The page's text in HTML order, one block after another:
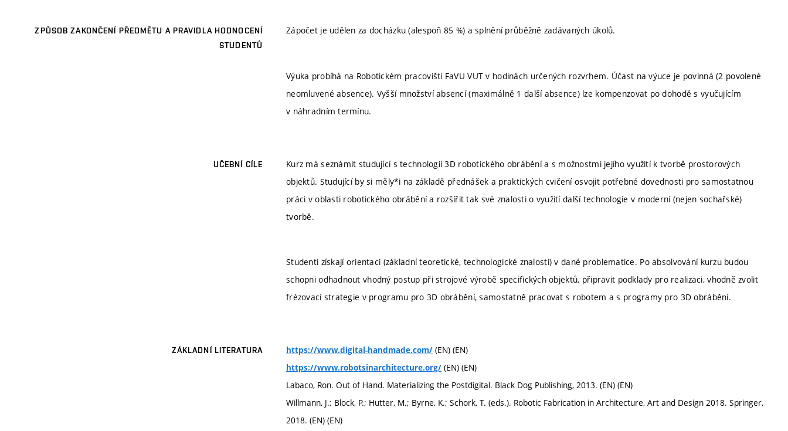
ZPŮSOB ZAKONČENÍ PŘEDMĚTU A PRAVIDLA HODNOCENÍ
STUDENTŮ
Zápočet je udělen za docházku (alespoň 85 %) a splnění průběžně zadávaných úkolů.
Výuka probíhá na Robotickém pracovišti FaVU VUT v hodinách určených rozvrhem. Účast na výuce je povinná (2 povolené
neomluvené absence). Vyšší množství absencí (maximálně 1 další absence) lze kompenzovat po dohodě s vyučujícím
v náhradním termínu.
UČEBNÍ CÍLE
Kurz má seznámit studující s technologií 3D robotického obrábění a s možnostmi jejího využití k tvorbě prostorových
objektů. Studující by si měly*i na základě přednášek a praktických cvičení osvojit potřebné dovednosti pro samostatnou
práci v oblasti robotického obrábění a rozšířit tak své znalosti o využití další technologie v moderní (nejen sochařské)
tvorbě.
Studenti získají orientaci (základní teoretické, technologické znalosti) v dané problematice. Po absolvování kurzu budou
schopni odhadnout vhodný postup při strojové výrobě specifických objektů, připravit podklady pro realizaci, vhodně zvolit
frézovací strategie v programu pro 3D obrábění, samostatně pracovat s robotem a s programy pro 3D obrábění.
ZÁKLADNÍ LITERATURA https://www.digital-handmade.com/ (EN) (EN)
https://www.robotsinarchitecture.org/ (EN) (EN)
Labaco, Ron. Out of Hand. Materializing the Postdigital. Black Dog Publishing, 2013. (EN) (EN)
Willmann, J.; Block, P.; Hutter, M.; Byrne, K.; Schork, T. (eds.). Robotic Fabrication in Architecture, Art and Design 2018. Springer,
2018. (EN) (EN)